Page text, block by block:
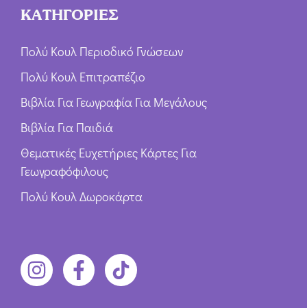
ΚΑΤΗΓΟΡΙΕΣ
Πολύ Κουλ Περιοδικό Γνώσεων
Πολύ Κουλ Επιτραπέζιο
Βιβλία Για Γεωγραφία Για Μεγάλους
Βιβλία Για Παιδιά
Θεματικές Ευχετήριες Κάρτες Για
Γεωγραφόφιλους
Πολύ Κουλ Δωροκάρτα